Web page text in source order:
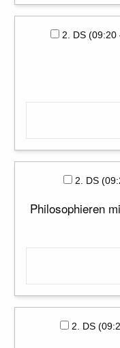
2. DS
2. DS
Philosophieren
2. DS